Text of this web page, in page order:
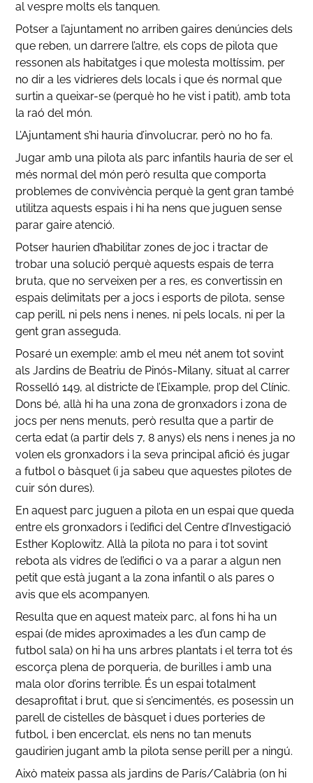
al vespre molts els tanquen.
Potser a l’ajuntament no arriben gaires denúncies dels
que reben, un darrere l’altre, els cops de pilota que
ressonen als habitatges i que molesta moltíssim, per
no dir a les vidrieres dels locals i que és normal que
surtin a queixar-se (perquè ho he vist i patit), amb tota
la raó del món.
L’Ajuntament s’hi hauria d’involucrar, però no ho fa.
Jugar amb una pilota als parc infantils hauria de ser el
més normal del món però resulta que comporta
problemes de convivència perquè la gent gran també
utilitza aquests espais i hi ha nens que juguen sense
parar gaire atenció.
Potser haurien d’habilitar zones de joc i tractar de
trobar una solució perquè aquests espais de terra
bruta, que no serveixen per a res, es convertissin en
espais delimitats per a jocs i esports de pilota, sense
cap perill, ni pels nens i nenes, ni pels locals, ni per la
gent gran asseguda.
Posaré un exemple: amb el meu nét anem tot sovint
als Jardins de Beatriu de Pinós-Milany, situat al carrer
Rosselló 149, al districte de l’Eixample, prop del Clínic.
Dons bé, allà hi ha una zona de gronxadors i zona de
jocs per nens menuts, però resulta que a partir de
certa edat (a partir dels 7, 8 anys) els nens i nenes ja no
volen els gronxadors i la seva principal afició és jugar
a futbol o bàsquet (i ja sabeu que aquestes pilotes de
cuir són dures).
En aquest parc juguen a pilota en un espai que queda
entre els gronxadors i l’edifici del Centre d’Investigació
Esther Koplowitz. Allà la pilota no para i tot sovint
rebota als vidres de l’edifici o va a parar a algun nen
petit que està jugant a la zona infantil o als pares o
avis que els acompanyen.
Resulta que en aquest mateix parc, al fons hi ha un
espai (de mides aproximades a les d’un camp de
futbol sala) on hi ha uns arbres plantats i el terra tot és
escorça plena de porqueria, de burilles i amb una
mala olor d’orins terrible. És un espai totalment
desaprofitat i brut, que si s’encimentés, es posessin un
parell de cistelles de bàsquet i dues porteries de
futbol, i ben encerclat, els nens no tan menuts
gaudirien jugant amb la pilota sense perill per a ningú.
Això mateix passa als jardins de París/Calàbria (on hi